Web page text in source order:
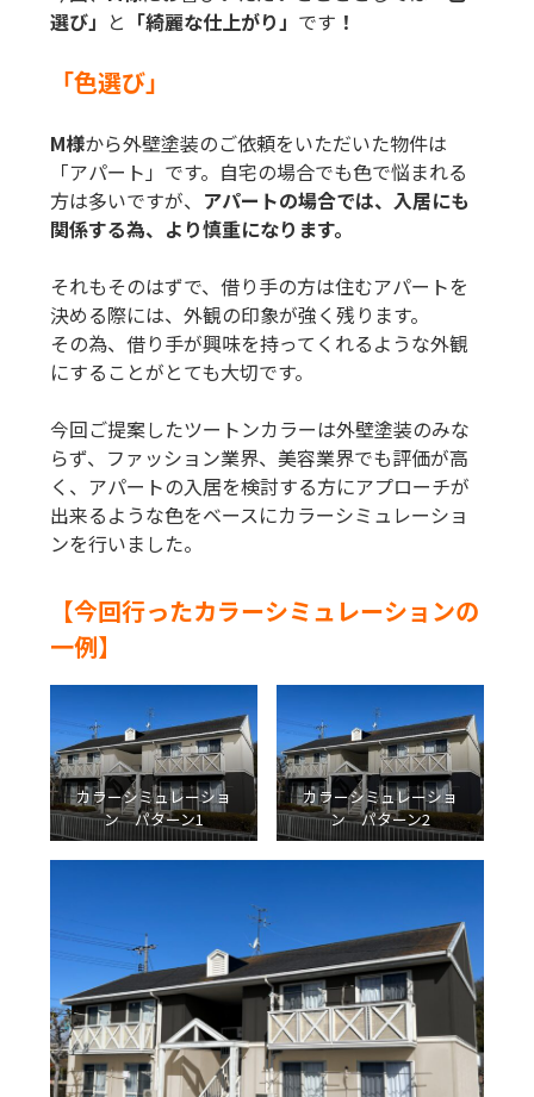
選び」 と 「綺麗な仕上がり」 です ！
「色選び」
M様から外壁塗装のご依頼をいただいた物件は
「アパート」です。自宅の場合でも色で悩まれる
方は多いですが、 アパートの場合では、入居にも
関係する為、より慎重になります。
それもそのはずで、借り手の方は住むアパートを
決める際には、外観の印象が強く残ります。
その為、借り手が興味を持ってくれるような外観
にすることがとても大切です。
今回ご提案したツートンカラーは外壁塗装のみな
らず、ファッション業界、美容業界でも評価が高
く、アパートの入居を検討する方にアプローチが
出来るような色をベースにカラーシミュレーショ
ンを行いました。
【今回行ったカラーシミュレーションの
一例】
カラーシミュレーショ
ン パターン1
カラーシミュレーショ
ン パターン2